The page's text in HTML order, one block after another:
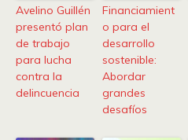
Avelino Guillén
presentó plan
de trabajo
para lucha
contra la
delincuencia
Financiamient
o para el
desarrollo
sostenible:
Abordar
grandes
desafíos